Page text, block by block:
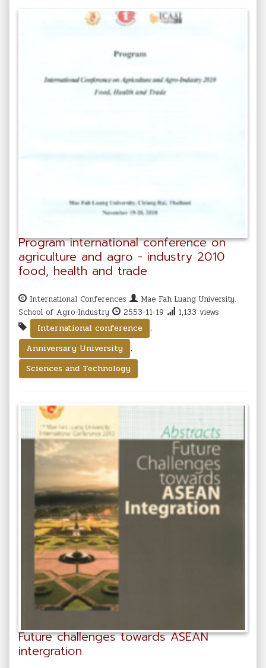
Program international conference on
agriculture and agro - industry 2010
food, health and trade
International Conferences
Mae Fah Luang University.
School of Agro-Industry
2553-11-19
1,133 views
International conference
,
Anniversary University
,
Sciences and Technology
Future challenges towards ASEAN
intergration